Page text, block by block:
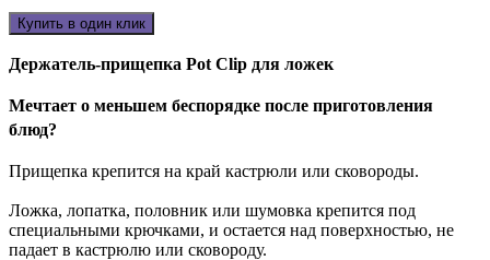
Купить в один клик
Держатель-прищепка Pot Clip для ложек
Мечтает о меньшем беспорядке после приготовления
блюд?
Прищепка крепится на край кастрюли или сковороды.
Ложка, лопатка, половник или шумовка крепится под
специальными крючками, и остается над поверхностью, не
падает в кастрюлю или сковороду.